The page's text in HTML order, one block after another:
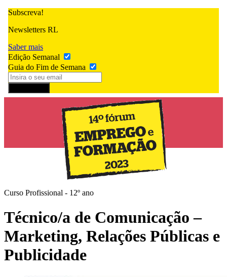
Subscreva!
Newsletters RL
Saber mais
Edição Semanal
Guia do Fim de Semana
Curso Profissional - 12º ano
Técnico/a de Comunicação –
Marketing, Relações Públicas e
Publicidade